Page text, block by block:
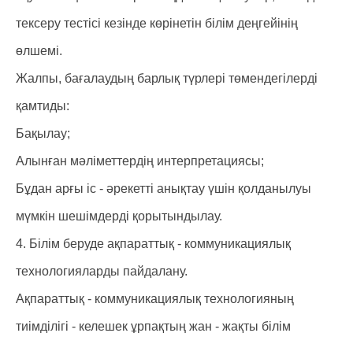
тексеру тестісі кезінде көрінетін білім деңгейінің
өлшемі.
Жалпы, бағалаудың барлық түрлері төмендегілерді
қамтиды:
Бақылау;
Алынған мәліметтердің интерпретациясы;
Бұдан арғы іс - әрекетті анықтау үшін қолданылуы
мүмкін шешімдерді қорытындылау.
4. Білім беруде ақпараттық - коммуникациялық
технологияларды пайдалану.
Ақпараттық - коммуникациялық технологияның
тиімділігі - келешек ұрпақтың жан - жақты білім